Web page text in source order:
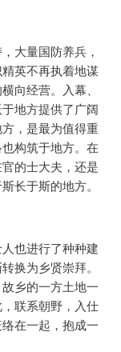
大量国防养兵，
英不再执着地谋
向经营。入幕、
地方提供了广阔
，是最为值得重
构筑于地方。在
的士大夫，还是
长于斯的地方。
也进行了种种建
换为乡贤崇拜。
乡的一方土地一
联系朝野，入仕
在一起，抱成一